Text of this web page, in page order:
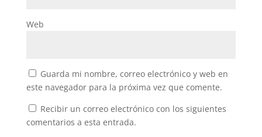
Web
Guarda mi nombre, correo electrónico y web en
este navegador para la próxima vez que comente.
Recibir un correo electrónico con los siguientes
comentarios a esta entrada.